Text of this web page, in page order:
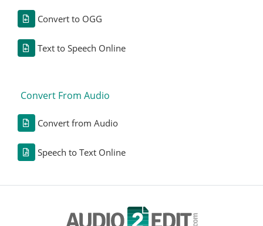
Convert to OGG
Text to Speech Online
Convert From Audio
Convert from Audio
Speech to Text Online